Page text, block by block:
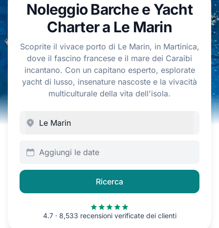
EUR
Español
Polski
Noleggio Barche e Yacht
Charter a Le Marin
Scoprite il vivace porto di Le Marin, in Martinica,
dove il fascino francese e il mare dei Caraibi
incantano. Con un capitano esperto, esplorate
yacht di lusso, insenature nascoste e la vivacità
multiculturale della vita dell'isola.
Aggiungi le date
Ricerca
4.7 · 8,533 recensioni verificate dei clienti